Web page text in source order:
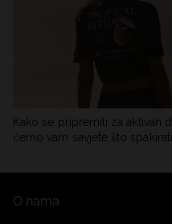
Kako se pripremiti za aktivan
ćemo vam savjete što spakirati
O nama